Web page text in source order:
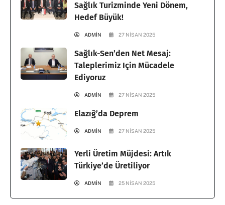
Sağlık Turizminde Yeni Dönem,
Hedef Büyük!
ADMIN 27 NISAN 2025
Sağlık-Sen’den Net Mesaj:
Taleplerimiz Için Mücadele
Ediyoruz
ADMIN 27 NISAN 2025
Elazığ’da Deprem
ADMIN 27 NISAN 2025
Yerli Üretim Müjdesi: Artık
Türkiye’de Üretiliyor
ADMIN 25 NISAN 2025